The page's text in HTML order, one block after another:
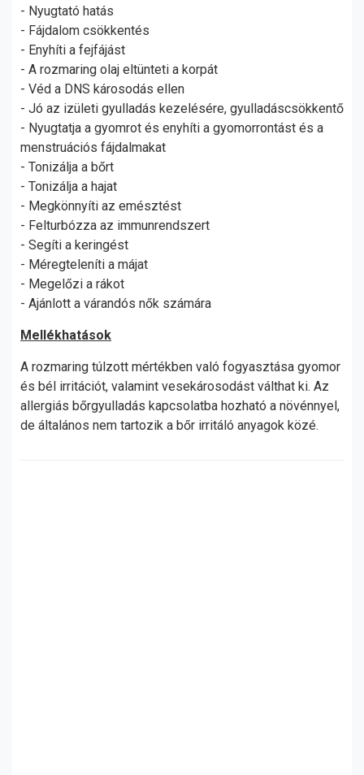
- Nyugtató hatás
- Fájdalom csökkentés
- Enyhíti a fejfájást
- A rozmaring olaj eltünteti a korpát
- Véd a DNS károsodás ellen
- Jó az izületi gyulladás kezelésére, gyulladáscsökkentő
- Nyugtatja a gyomrot és enyhíti a gyomorrontást és a
menstruációs fájdalmakat
- Tonizálja a bőrt
- Tonizálja a hajat
- Megkönnyíti az emésztést
- Felturbózza az immunrendszert
- Segíti a keringést
- Méregteleníti a májat
- Megelőzi a rákot
- Ajánlott a várandós nők számára
Mellékhatások
A rozmaring túlzott mértékben való fogyasztása gyomor
és bél irritációt, valamint vesekárosodást válthat ki. Az
allergiás bőrgyulladás kapcsolatba hozható a növénnyel,
de általános nem tartozik a bőr irritáló anyagok közé.